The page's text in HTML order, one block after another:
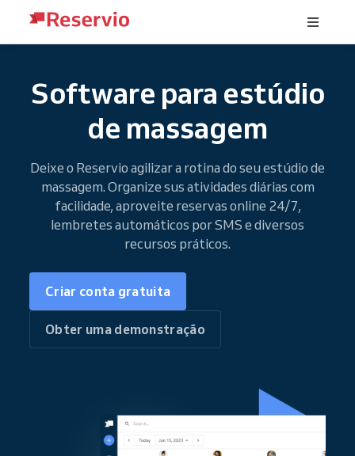
Software para estúdio
de massagem
Deixe o Reservio agilizar a rotina do seu estúdio de
massagem. Organize sus atividades diárias com
facilidade, aproveite reservas online 24/7,
lembretes automáticos por SMS e diversos
recursos práticos.
Criar conta gratuita
Obter uma demonstração